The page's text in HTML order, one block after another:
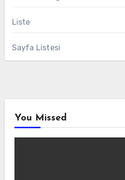
Liste
Sayfa Listesi
You Missed